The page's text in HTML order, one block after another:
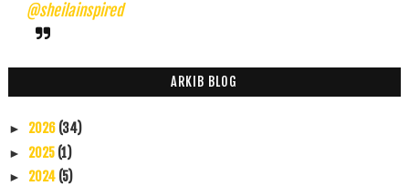
@sheilainspired
ARKIB BLOG
► 2026 (34)
► 2025 (1)
► 2024 (5)